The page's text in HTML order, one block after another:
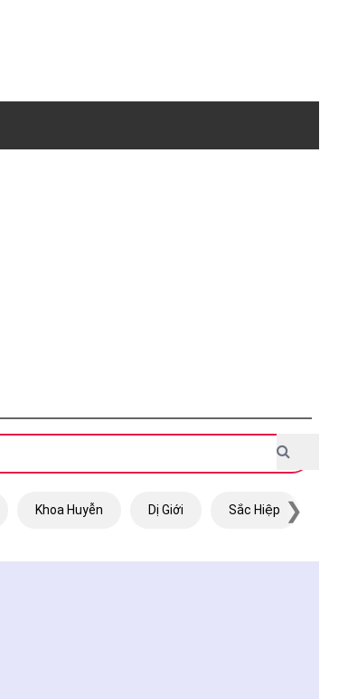
Khoa Huyễn Dị Giới Sắc Hiệp ❯